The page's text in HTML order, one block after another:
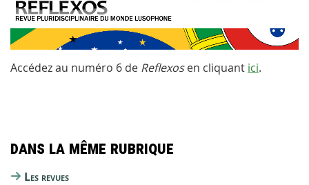
Accédez au numéro 6 de Reflexosen cliquant ici.
Dans la même rubrique
Les revues